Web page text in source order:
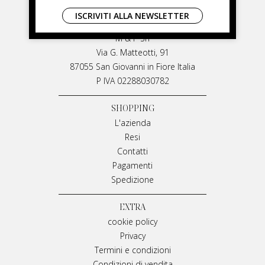
LIVIANA MIRARCHI
M & P Srl
Via G. Matteotti, 91
87055 San Giovanni in Fiore Italia
P IVA 02288030782
SHOPPING
L'azienda
Resi
Contatti
Pagamenti
Spedizione
EXTRA
cookie policy
Privacy
Termini e condizioni
ISCRIVITI ALLA NEWSLETTER